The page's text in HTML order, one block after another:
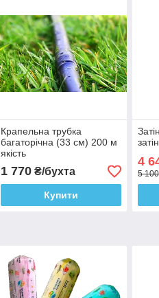
Крапельна трубка
багаторічна (33 см) 200 м
якість
1 770₴/бухта
Купити
4
5